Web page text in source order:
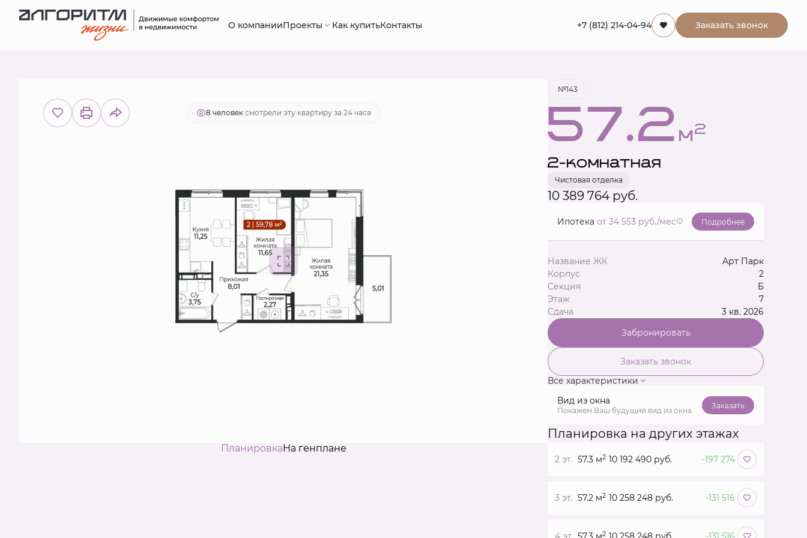
О компанииПроекты Как купитьКонтакты +7 (812) 214-04-94 Заказать звонок
2-комнатная 57.2 м2 10 389 764 руб.Ипотекаот 34 553 руб./мес. Забронировать
8 человек смотрели эту квартиру за 24 часа
ПланировкаНа генплане
№143
57.2 м2
2-комнатная
Чистовая отделка
10 389 764 руб.
Ипотека от 34 553 руб./мес Подробнее
Название ЖК
Арт Парк
Корпус
2
Секция
Б
Этаж
7
Сдача
3 кв. 2026
Забронировать
Заказать звонок
Все характеристики
Вид из окна
Покажем Ваш будущий вид из окна
Заказать
Планировка на других этажах
2 эт. 57.3 м2 10 192 490 руб. -197 274
3 эт. 57.2 м2 10 258 248 руб. -131 516
2